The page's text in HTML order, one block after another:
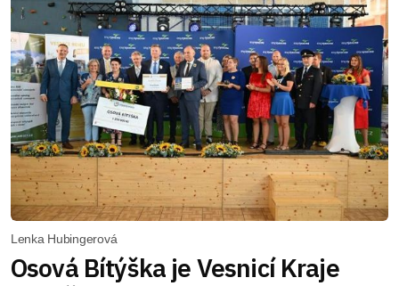
Lenka Hubingerová
Osová Bítýška je Vesnicí Kraje